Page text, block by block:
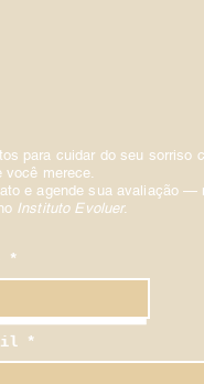
para cuidar do seu sorriso
você merece.
e agende sua avaliação —
Instituto Evoluer.